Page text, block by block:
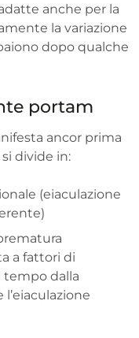
anche per la
la variazione
dopo qualche
portam
ancor prima
divide in:
(eiaculazione
a fattori di
tempo dalla